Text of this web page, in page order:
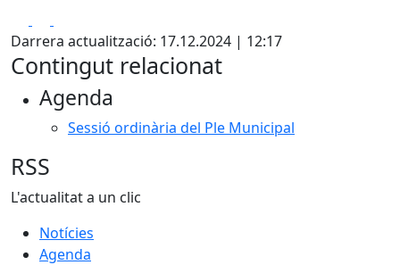
Darrera actualització: 17.12.2024 | 12:17
Contingut relacionat
Agenda
Sessió ordinària del Ple Municipal
RSS
L'actualitat a un clic
Notícies
Agenda